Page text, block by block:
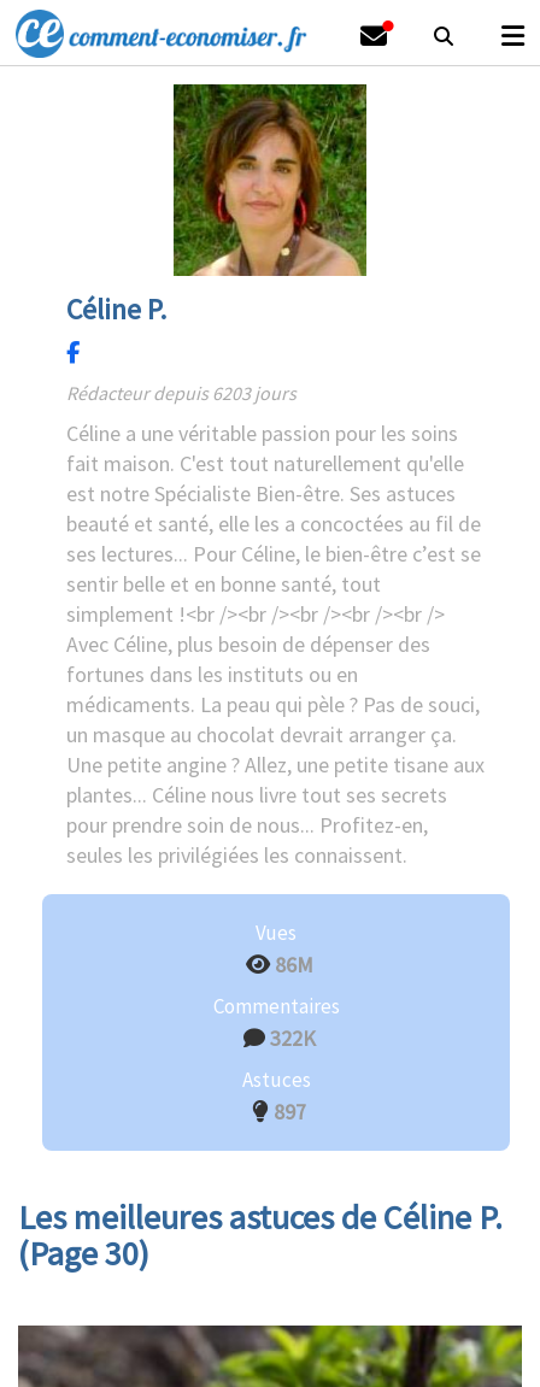
Céline P.
Rédacteur depuis 6203 jours
Céline a une véritable passion pour les soins
fait maison. C'est tout naturellement qu'elle
est notre Spécialiste Bien-être. Ses astuces
beauté et santé, elle les a concoctées au fil de
ses lectures... Pour Céline, le bien-être c’est se
sentir belle et en bonne santé, tout
simplement !<br /><br /><br /><br /><br />
Avec Céline, plus besoin de dépenser des
fortunes dans les instituts ou en
médicaments. La peau qui pèle ? Pas de souci,
un masque au chocolat devrait arranger ça.
Une petite angine ? Allez, une petite tisane aux
plantes... Céline nous livre tout ses secrets
pour prendre soin de nous... Profitez-en,
seules les privilégiées les connaissent.
Vues
86M
Commentaires
322K
Astuces
897
Les meilleures astuces de Céline P.
(Page 30)